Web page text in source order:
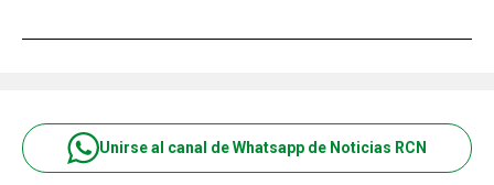
Unirse al canal de Whatsapp de Noticias RCN